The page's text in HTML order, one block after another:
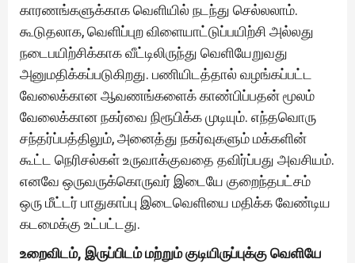
காரணங்களுக்காக வெளியில் நடந்து செல்லலாம்.
கூடுதலாக, வெளிப்புற விளையாட்டுப்பயிற்சி அல்லது
நடைபயிற்சிக்காக வீட்டிலிருந்து வெளியேறுவது
அனுமதிக்கப்படுகிறது. பணியிடத்தால் வழங்கப்பட்ட
வேலைக்கான ஆவணங்களைக் காண்பிப்பதன் மூலம்
வேலைக்கான நகர்வை நிரூபிக்க முடியும். எந்தவொரு
சந்தர்ப்பத்திலும், அனைத்து நகர்வுகளும் மக்களின்
கூட்ட நெரிசல்கள் உருவாக்குவதை தவிர்ப்பது அவசியம்.
எனவே ஒருவருக்கொருவர் இடையே குறைந்தபட்சம்
ஒரு மீட்டர் பாதுகாப்பு இடைவெளியை மதிக்க வேண்டிய
கடமைக்கு உட்பட்டது.
உறைவிடம், இருப்பிடம் மற்றும் குடியிருப்புக்கு வெளியே